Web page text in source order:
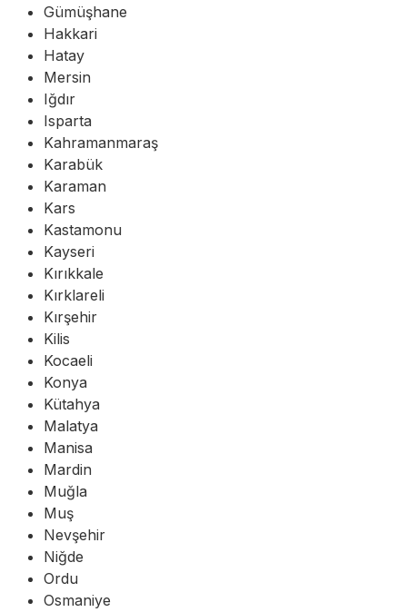
Gümüşhane
Hakkari
Hatay
Mersin
Iğdır
Isparta
Kahramanmaraş
Karabük
Karaman
Kars
Kastamonu
Kayseri
Kırıkkale
Kırklareli
Kırşehir
Kilis
Kocaeli
Konya
Kütahya
Malatya
Manisa
Mardin
Muğla
Muş
Nevşehir
Niğde
Ordu
Osmaniye